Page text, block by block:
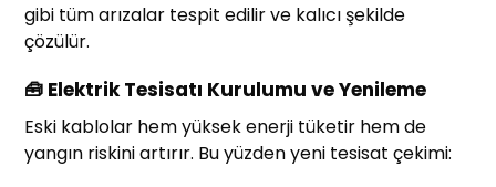
gibi tüm arızalar tespit edilir ve kalıcı şekilde
çözülür.
🧰 Elektrik Tesisatı Kurulumu ve Yenileme
Eski kablolar hem yüksek enerji tüketir hem de
yangın riskini artırır. Bu yüzden yeni tesisat çekimi: